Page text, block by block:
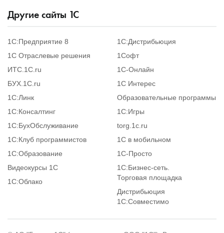
Другие сайты 1С
1С:Предприятие 8
1С Отраслевые решения
ИТС.1C.ru
БУХ.1С.ru
1С:Линк
1С:Консалтинг
1С:БухОбслуживание
1С:Клуб программистов
1С:Образование
Видеокурсы 1С
1С:Облако
1С:Дистрибьюция
1Софт
1С-Онлайн
1С Интерес
Образовательные программы
1С:Игры
torg.1c.ru
1С в мобильном
1C-Просто
1С:Бизнес-сеть.
Торговая площадка
Дистрибьюция
1С:Совместимо